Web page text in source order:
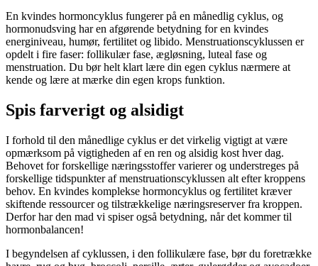
En kvindes hormoncyklus fungerer på en månedlig cyklus, og
hormonudsving har en afgørende betydning for en kvindes
energiniveau, humør, fertilitet og libido. Menstruationscyklussen er
opdelt i fire faser: follikulær fase, ægløsning, luteal fase og
menstruation. Du bør helt klart lære din egen cyklus nærmere at
kende og lære at mærke din egen krops funktion.
Spis farverigt og alsidigt
I forhold til den månedlige cyklus er det virkelig vigtigt at være
opmærksom på vigtigheden af ​​en ren og alsidig kost hver dag.
Behovet for forskellige næringsstoffer varierer og understreges på
forskellige tidspunkter af menstruationscyklussen alt efter kroppens
behov. En kvindes komplekse hormoncyklus og fertilitet kræver
skiftende ressourcer og tilstrækkelige næringsreserver fra kroppen.
Derfor har den mad vi spiser også betydning, når det kommer til
hormonbalancen!
I begyndelsen af ​​cyklussen, i den follikulære fase, bør du foretrække